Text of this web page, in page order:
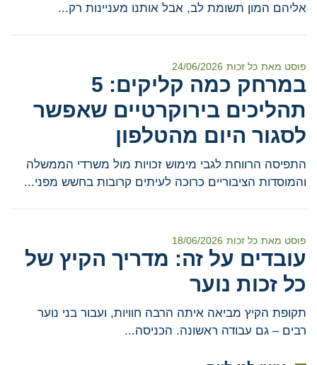
אליהם המון תשומת לב, אבל אותנו מעניינות רק...
פוסט מאת כל זכות 24/06/2026
במרחק כמה קליקים: 5
תהליכים בירוקרטיים שאפשר
לסגור היום מהטלפון
התפיסה הרווחת לגבי מימוש זכויות מול משרדי הממשלה
והמוסדות הציבוריים כרוכה לעיתים קרובות בחשש מפני...
פוסט מאת כל זכות 18/06/2026
עובדים על זה: מדריך הקיץ של
כל זכות נוער
תקופת הקיץ מביאה איתה הרבה חוויות, ועבור בני נוער
רבים – גם עבודה ראשונה. הכניסה...